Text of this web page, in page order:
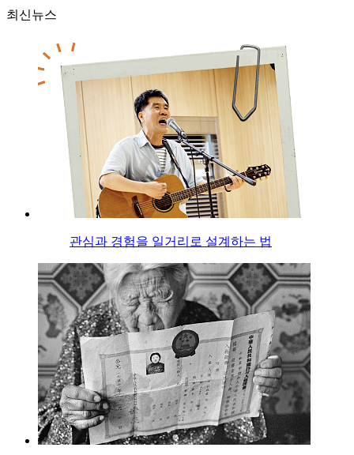
최신뉴스
관심과 경험을 일거리로 설계하는 법